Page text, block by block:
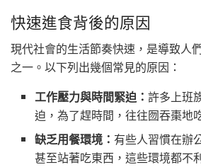
快速進食背後的原因
現代社會的生活節奏快速，是導致人
之一。以下列出幾個常見的原因：
工作壓力與時間緊迫：許多上班
迫，為了趕時間，往往囫吞棗地
缺乏用餐環境： 有些人習慣在辦
甚至站著吃東西，這些環境都不